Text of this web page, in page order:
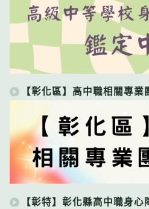
【彰化區】高中職相關專業
【彰特】彰化縣高中職身